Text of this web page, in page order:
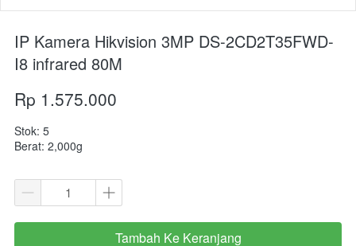
IP Kamera Hikvision 3MP DS-2CD2T35FWD-
I8 infrared 80M
Rp 1.575.000
Stok: 5
Berat: 2,000g
`
Tambah Ke Keranjang